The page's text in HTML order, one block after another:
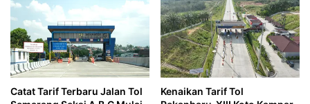
Catat Tarif Terbaru Jalan Tol
Kenaikan Tarif Tol